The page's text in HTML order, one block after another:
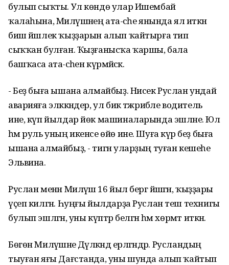
булып сыҡты. Ул көндө улар Ишембай
ҡалаһына, Миләүшәнең ата-әсәһе янында ял иткән
биш йәшлек ҡыҙҙарын алып ҡайтырға тип
сыҡҡан булған. Ҡыҙғанысҡа ҡаршы, бала
башҡаса ата-әсәһен күрмәйәсәк.
- Беҙ быға ышана алмайбыҙ. Нисек Руслан ундай
аварияға эләккәндер, ул бик тәжрибәле водитель
ине, күп йылдар йөк машиналарында эшләне. Юл
һәм руль уның икенсе өйө ине. Шуға күрә беҙ быға
ышана алмайбыҙ, - тигән уларҙың туған кешеһе
Эльвина.
Руслан менән Миләүшә 16 йыл бергә йәшәгән, ҡыҙҙары
үҫеп килгән. Һуңғы йылдарҙа Руслан теш технигы
булып эшләгән, уны күптәр белгән һәм хөрмәт иткән.
Бөгөн Миләүшәне Дәүләкәндә ерләгәндәр. Русландың
тыуған яғы Дағстанда, уны шунда алып ҡайтып